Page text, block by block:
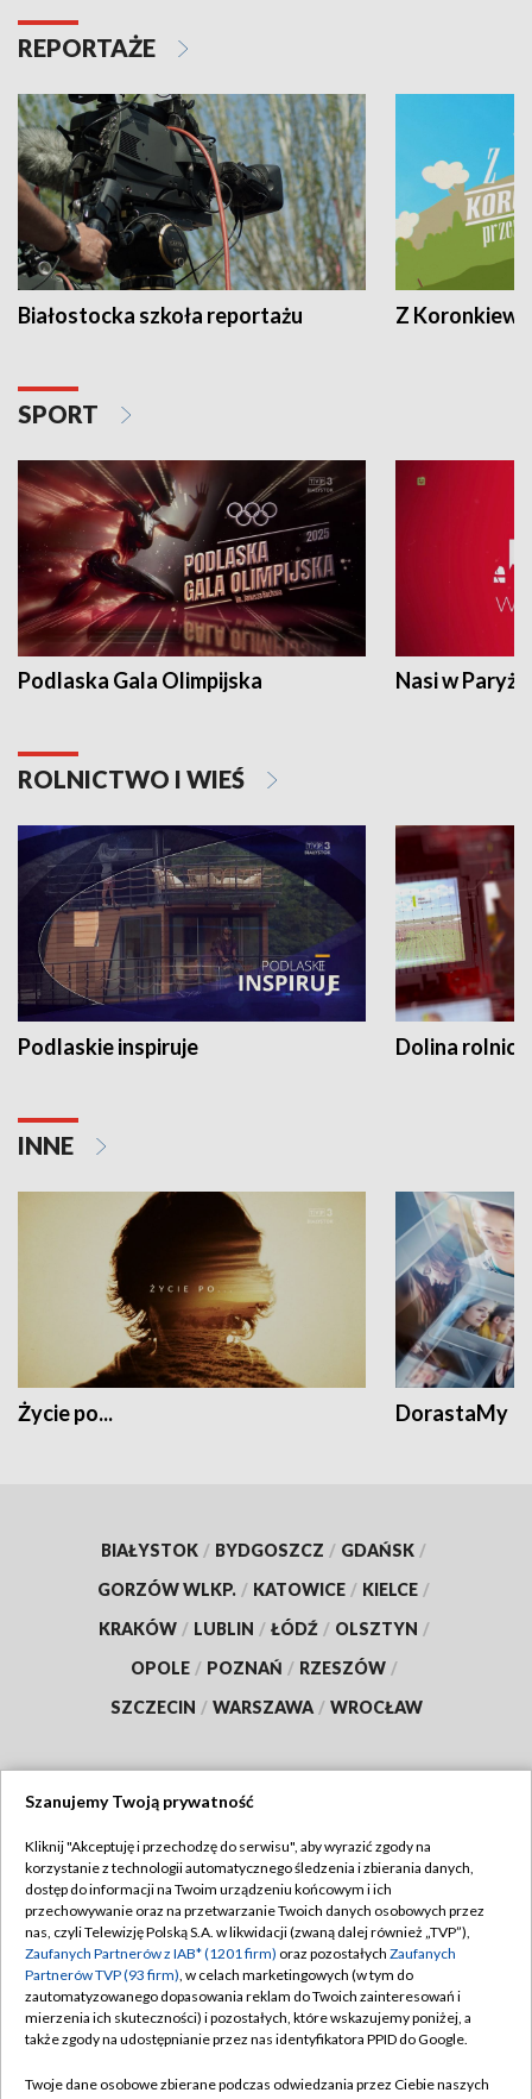
REPORTAŻE
Białostocka szkoła reportażu Z
SPORT
Podlaska Gala Olimpijska Nasi w Paryżu
ROLNICTWO I WIEŚ
Podlaskie inspiruje Dolina
INNE
Życie po... DorastaMy
BIAŁYSTOK / BYDGOSZCZ / GDAŃSK /
GORZÓW WLKP. / KATOWICE / KIELCE /
KRAKÓW / LUBLIN / ŁÓDŹ / OLSZTYN /
OPOLE / POZNAŃ / RZESZÓW /
SZCZECIN / WARSZAWA / WROCŁAW
TVP
Abonament TVP
Emisja w TVP
Centrum informacji TVP
Naziemna Telewizja Cyfrowa
Regulamin TVP
Polityka prywatności
Moje zgody
Pomoc
Szanujemy Twoją prywatność
Kliknij "Akceptuję i przechodzę do serwisu", aby wyrazić zgody na
korzystanie z technologii automatycznego śledzenia i zbierania danych,
dostęp do informacji na Twoim urządzeniu końcowym i ich
przechowywanie oraz na przetwarzanie Twoich danych osobowych przez
nas, czyli Telewizję Polską S.A. w likwidacji (zwaną dalej również „TVP”),
Zaufanych Partnerów z IAB* (1201 firm) oraz pozostałych Zaufanych
Partnerów TVP (93 firm), w celach marketingowych (w tym do
zautomatyzowanego dopasowania reklam do Twoich zainteresowań i
mierzenia ich skuteczności) i pozostałych, które wskazujemy poniżej, a
także zgody na udostępnianie przez nas identyfikatora PPID do Google.
Twoje dane osobowe zbierane podczas odwiedzania przez Ciebie naszych